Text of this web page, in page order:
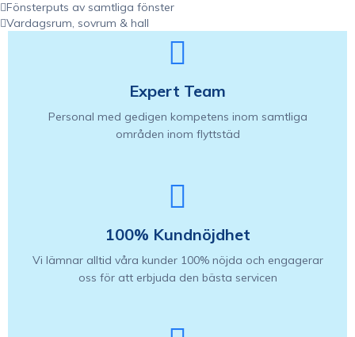
Fönsterputs av samtliga fönster
Vardagsrum, sovrum & hall
Expert Team
Personal med gedigen kompetens inom samtliga
områden inom flyttstäd
100% Kundnöjdhet
Vi lämnar alltid våra kunder 100% nöjda och engagerar
oss för att erbjuda den bästa servicen